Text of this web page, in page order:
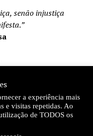
senão injustiça
Chefe
a experiência mais
e visitas repetidas. Ao
de TODOS os